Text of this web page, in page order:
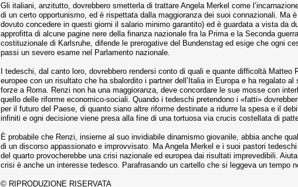
Gli italiani, anzitutto, dovrebbero smetterla di trattare Angela Merkel come
di un certo opportunismo, ed è rispettata dalla maggioranza dei suoi connazionali.
dovuto concedere in questi giorni il salario minimo garantito) ed è guardata a vista da
approfitta di alcune pagine nere della finanza nazionale fra la Prima e la Seconda
costituzionale di Karlsruhe, difende le prerogative del Bundenstag ed esige che ogni
passi un severo esame nel Parlamento nazionale.
I tedeschi, dal canto loro, dovrebbero rendersi conto di quali e quante difficoltà
europee con un risultato che ha sbalordito i partner dell’Italia in Europa e ha regalato
forze a Roma. Renzi non ha una maggioranza, deve concordare le sue mosse con
quello delle riforme economico-sociali. Quando i tedeschi pretendono i «fatti»
per il futuro del Paese, di quanto siano altre riforme destinate a ridurre la spesa e il
infiniti e ogni decisione viene presa alla fine di una tortuosa via crucis costellata di
È probabile che Renzi, insieme al suo invidiabile dinamismo giovanile, abbia anche
di un discorso appassionato e improvvisato. Ma Angela Merkel e i suoi pastori
del quarto provocherebbe una crisi nazionale ed europea dai risultati imprevedibili.
crisi è anche un interesse tedesco. Parafrasando un cartello che si leggeva un tempo
© RIPRODUZIONE RISERVATA